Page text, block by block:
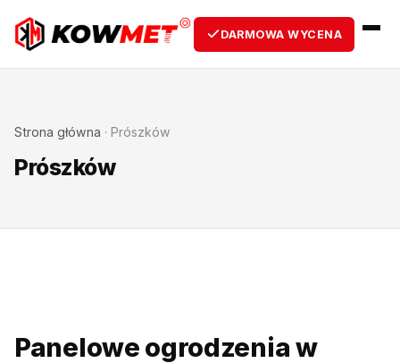
DARMOWA WYCENA
Strona główna · Prószków
Prószków
Panelowe ogrodzenia w